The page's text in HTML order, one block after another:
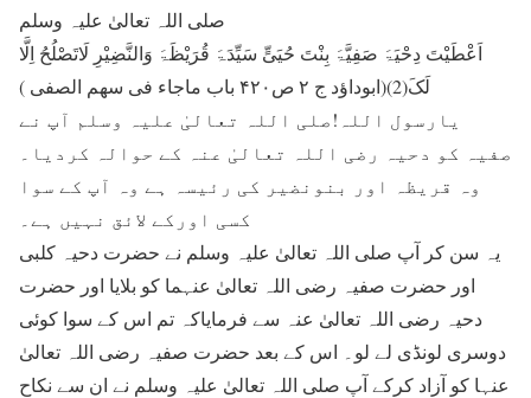
صلی اللہ تعالیٰ علیہ وسلم
اَعْطَیْتَ دِحْیَۃَ صَفِیَّۃَ بِنْتَ حُیَیٍّ سَیِّدَۃَ قُرَیْظَۃَ وَالنَّضِیْرِ لَاتَصْلُحُ اِلَّا
لَکَ(2)(ابوداؤد ج ۲ ص۴۲۰ باب ماجاء فی سھم الصفی )
یارسول اللہ!صلی اللہ تعالیٰ علیہ وسلم آپ نے
صفیہ کو دحیہ رضی اللہ تعالیٰ عنہ کے حوالہ کردیا۔
وہ قریظہ اور بنونضیر کی رئیسہ ہے وہ آپ کے سوا
کسی اورکے لائق نہیں ہے۔
یہ سن کر آپ صلی اللہ تعالیٰ علیہ وسلم نے حضرت دحیہ کلبی
اور حضرت صفیہ رضی اللہ تعالیٰ عنہما کو بلایا اور حضرت
دحیہ رضی اللہ تعالیٰ عنہ سے فرمایاکہ تم اس کے سوا کوئی
دوسری لونڈی لے لو۔ اس کے بعد حضرت صفیہ رضی اللہ تعالیٰ
عنہا کو آزاد کرکے آپ صلی اللہ تعالیٰ علیہ وسلم نے ان سے نکاح